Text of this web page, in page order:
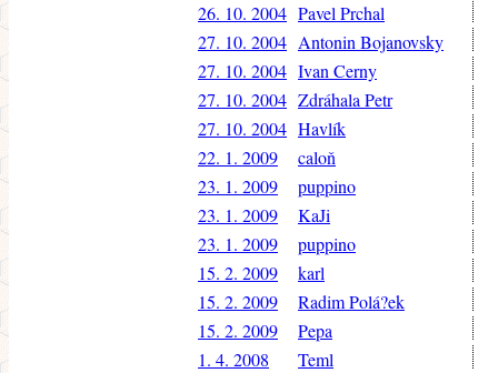
26. 10. 2004 Pavel Prchal
27. 10. 2004 Antonin Bojanovsky
27. 10. 2004 Ivan Cerny
27. 10. 2004 Zdráhala Petr
27. 10. 2004 Havlík
22. 1. 2009
caloň
23. 1. 2009
puppino
23. 1. 2009
KaJi
23. 1. 2009
puppino
15. 2. 2009
karl
15. 2. 2009
Radim Polá?ek
15. 2. 2009
Pepa
1. 4. 2008
Teml